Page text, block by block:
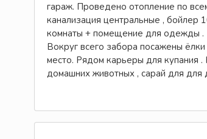
гараж. Проведено отопление по
канализация центральные , бойлер
комнаты + помещение для одежды .
Вокруг всего забора посажены
место. Рядом карьеры для купания
домашних животных , сарай для для